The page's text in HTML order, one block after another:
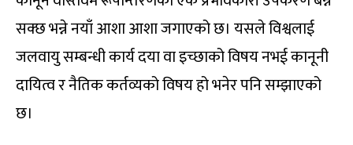
सक्छ भन्ने नयाँ आशा आशा जगाएको छ। यसले विश्वलाई
जलवायु सम्बन्धी कार्य दया वा इच्छाको विषय नभई कानूनी
दायित्व र नैतिक कर्तव्यको विषय हो भनेर पनि सम्झाएको
छ।